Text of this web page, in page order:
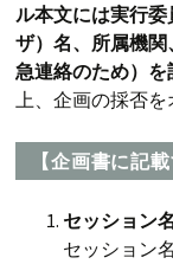
ル本文には実行
ザ）名、所属機関
急連絡のため）を
上、企画の採否
【企画書に記
セッション名
セッション